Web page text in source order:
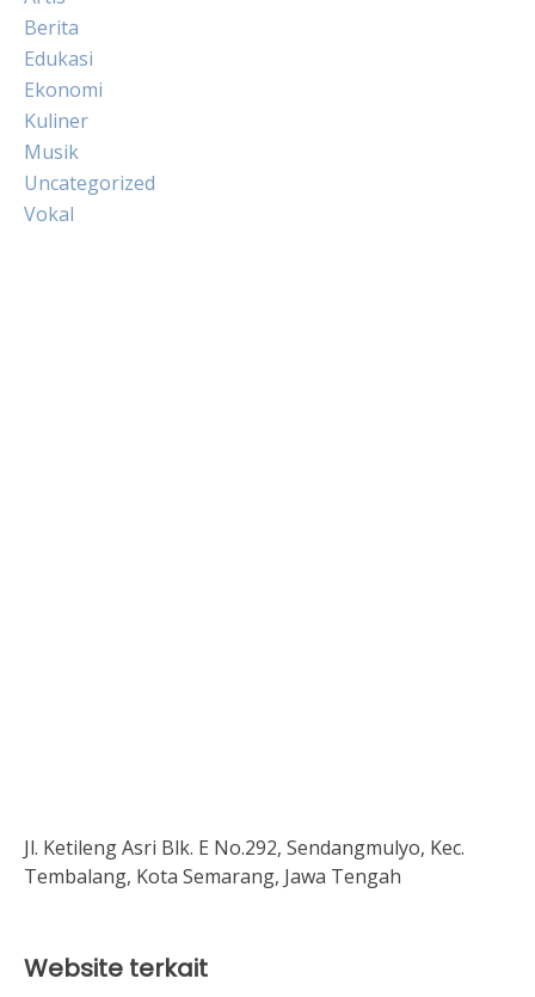
Berita
Edukasi
Ekonomi
Kuliner
Musik
Uncategorized
Vokal
Jl. Ketileng Asri Blk. E No.292, Sendangmulyo, Kec.
Tembalang, Kota Semarang, Jawa Tengah
Website terkait